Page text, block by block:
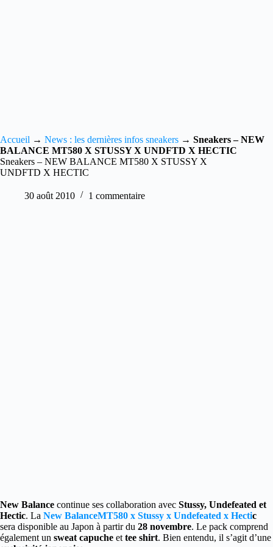
Accueil → News : les dernières infos sneakers → Sneakers – NEW
BALANCE MT580 X STUSSY X UNDFTD X HECTIC
Sneakers – NEW BALANCE MT580 X STUSSY X
UNDFTD X HECTIC
30 août 2010 1 commentaire
New Balance continue ses collaboration avec Stussy, Undefeated et
Hectic. La New BalanceMT580 x Stussy x Undefeated x Hectic
sera disponible au Japon à partir du 28 novembre. Le pack comprend
également un sweat capuche et tee shirt. Bien entendu, il s’agit d’une